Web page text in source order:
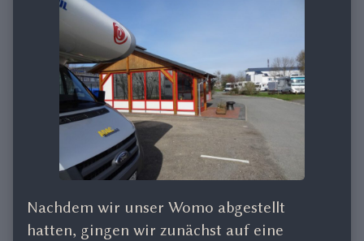
Nachdem wir unser Womo abgestellt
hatten, gingen wir zunächst auf eine